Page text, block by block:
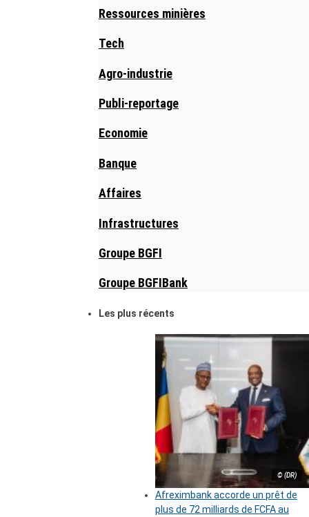
Ressources minières
Tech
Agro-industrie
Publi-reportage
Economie
Banque
Affaires
Infrastructures
Groupe BGFI
Groupe BGFIBank
Les plus récents
© (DR)
Afreximbank accorde un prêt de
plus de 72 milliards de FCFA au